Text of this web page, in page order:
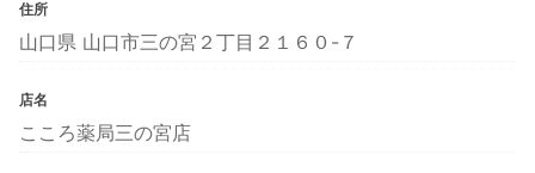
住所
山口県 山口市三の宮２丁目２１６０-７
店名
こころ薬局三の宮店